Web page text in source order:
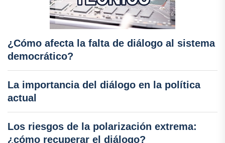
¿Cómo afecta la falta de diálogo al sistema
democrático?
La importancia del diálogo en la política
actual
Los riesgos de la polarización extrema:
¿cómo recuperar el diálogo?